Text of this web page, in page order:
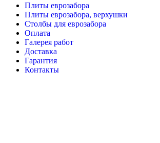
Плиты еврозабора
Плиты еврозабора, верхушки
Столбы для еврозабора
Оплата
Галерея работ
Доставка
Гарантия
Контакты